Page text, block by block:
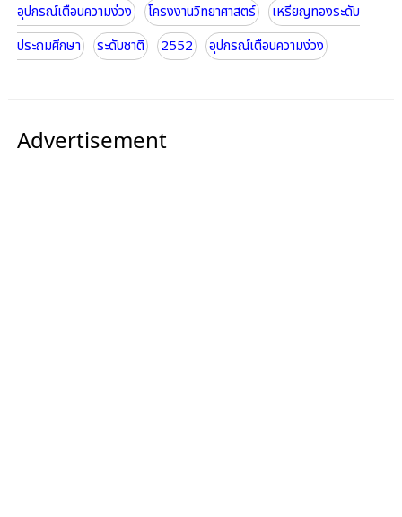
โครงงานวิทยาศาสตร์
เหรียญทองระดับ
ประถมศึกษา
ระดับชาติ 2552
Advertisement